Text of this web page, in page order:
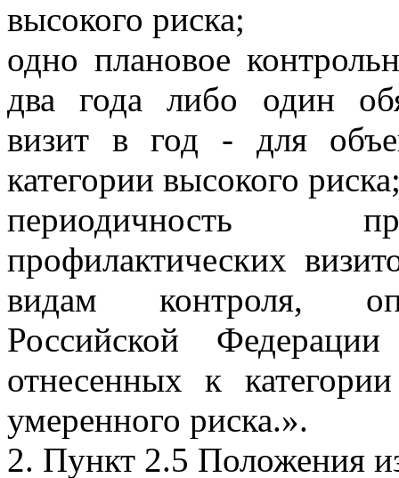
высокого риска;
одно плановое
два года либо один
визит в год - для
категории высокого
периодичность
профилактических
видам контроля,
Российской
отнесенных к
умеренного риска.».
2. Пункт 2.5 Положения